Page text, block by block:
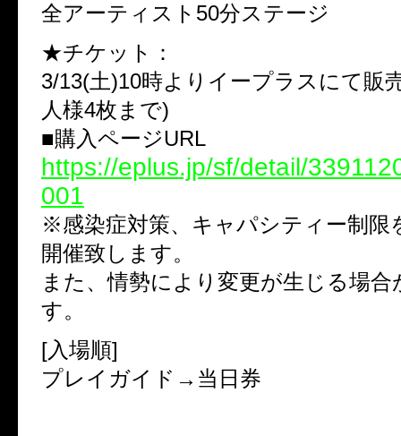
全アーティスト50分ステージ
★チケット：
3/13(土)10時よりイープラスにて販
人様4枚まで)
■購入ページURL
https://eplus.jp/sf/detail/
001
※感染症対策、キャパシティー制限
開催致します。
また、情勢により変更が生じる場
す。
[入場順]
プレイガイド→当日券